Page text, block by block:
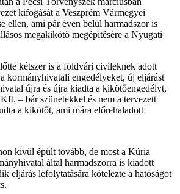
kifogását a Veszprém Vármegyei
ellen, ami pár éven belül harmadszor is
megakikötő megépítésére a Nyugati
kétszer is a földvári civileknek adott
kormányhivatali engedélyeket, új eljárást
újra és újra kiadta a kikötőengedélyt,
– bár szünetekkel és nem a tervezett
a kikötőt, ami mára előrehaladott
kívül épült tovább, de most a Kúria
által harmadszorra is kiadott
eljárás lefolytatására kötelezte a hatóságot